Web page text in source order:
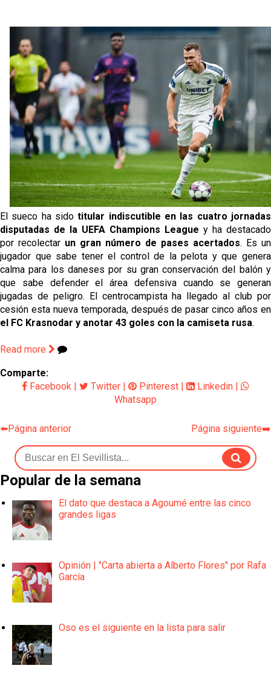
El sueco ha sido titular indiscutible en las cuatro jornadas
disputadas de la UEFA Champions League y ha destacado
por recolectar un gran número de pases acertados. Es un
jugador que sabe tener el control de la pelota y que genera
calma para los daneses por su gran conservación del balón y
que sabe defender el área defensiva cuando se generan
jugadas de peligro. El centrocampista ha llegado al club por
el FC Krasnodar y anotar 43 goles con la camiseta rusa.
Read more
Comparte:
Facebook
Twitter Pinterest Linkedin
Whatsapp
⬅️Página anterior Página siguiente➡️
Popular de la semana
El dato que destaca a Agoumé entre las cinco
grandes ligas
Opinión | "Carta abierta a Alberto Flores" por Rafa
García
Oso es el siguiente en la lista para salir